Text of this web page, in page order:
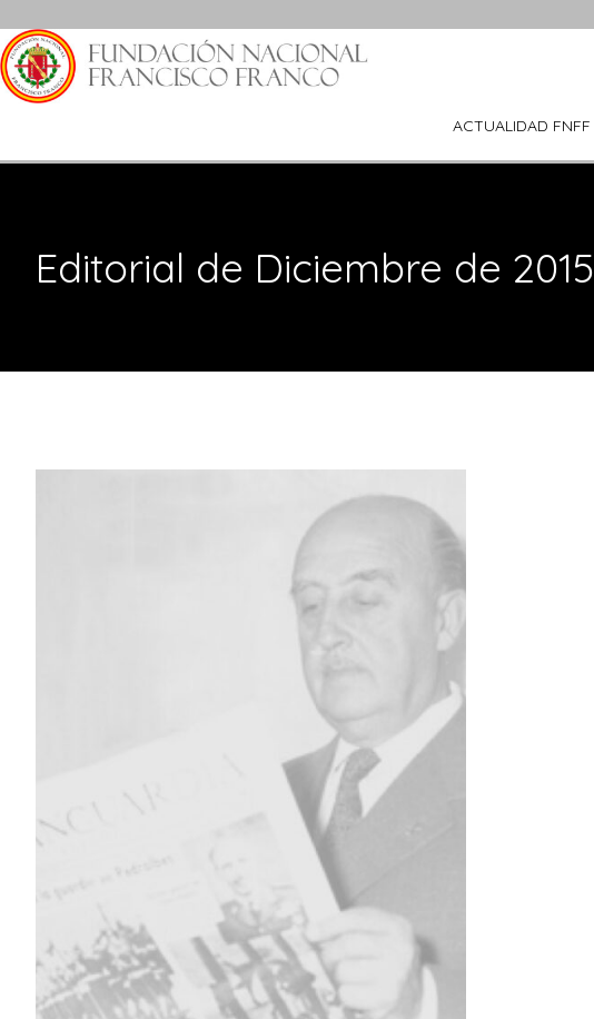
al
contenido
ACTUALIDAD FNFF
Editorial de Diciembre de 2015